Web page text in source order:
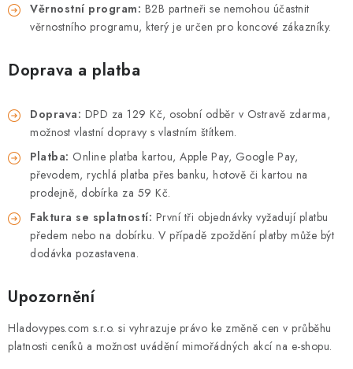
BLOG
SLUŽBY
VÝMĚNA, VRÁCENÍ A REKLAMACE
O nás Kontakty
Doprava a platba
Výměna, vrácení a reklamace
Obchodní podmínky
Zásady použivání souboru cookies
Hodnocení obchodu
FAQ
Věrnostní program: B2B partneři se nemohou účastnit
věrnostního programu, který je určen pro koncové zákazníky.
Doprava a platba
Doprava: DPD za 129 Kč, osobní odběr v Ostravě zdarma,
možnost vlastní dopravy s vlastním štítkem.
Platba: Online platba kartou, Apple Pay, Google Pay,
převodem, rychlá platba přes banku, hotově či kartou na
prodejně, dobírka za 59 Kč.
Faktura se splatností: První tři objednávky vyžadují platbu
předem nebo na dobírku. V případě zpoždění platby může být
dodávka pozastavena.
Upozornění
Hladovypes.com s.r.o. si vyhrazuje právo ke změně cen v průběhu
platnosti ceníků a možnost uvádění mimořádných akcí na e-shopu.